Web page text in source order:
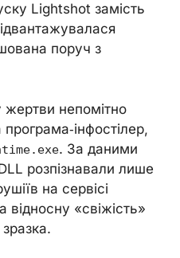
Lightshot замість
поруч з
жертви непомітно
. За даними
розпізнавали лише
на сервісі
«свіжість»